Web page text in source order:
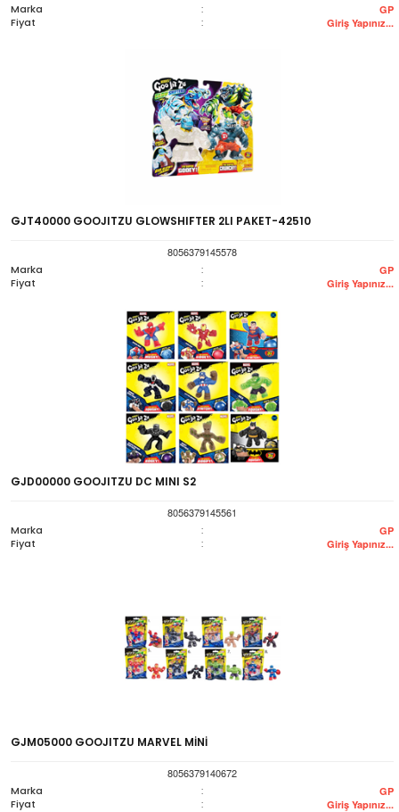
Marka
: GP
Fiyat : Giriş Yapınız...
GJT40000 GOOJITZU GLOWSHIFTER 2LI PAKET-42510
8056379145578
Marka
: GP
Fiyat : Giriş Yapınız...
GJD00000 GOOJITZU DC MINI S2
8056379145561
Marka
: GP
Fiyat : Giriş Yapınız...
GJM05000 GOOJITZU MARVEL MİNİ
8056379140672
Marka
: GP
Fiyat : Giriş Yapınız...